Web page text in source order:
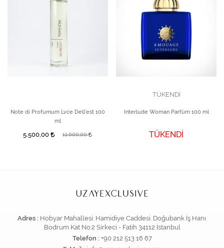
Note di Profumum Lvce Dell'est 100
ml
5.500,00 11.000,00
TÜKENDİ
Interlude Woman Parfüm 100 ml
TÜKENDİ
Adres : Hobyar Mahallesi. Hamidiye Caddesi. Doğubank İş Hanı.
Bodrum Kat No:2 Sirkeci - Fatih 34112 İstanbul
Telefon : +90 212 513 16 67